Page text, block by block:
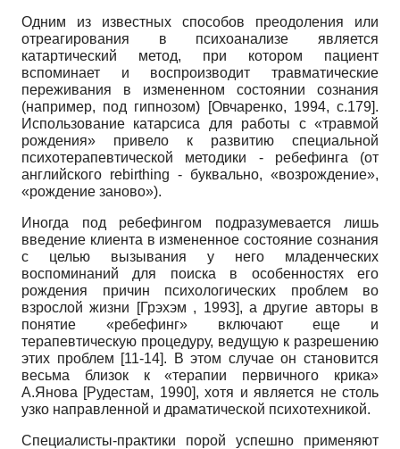
Одним из известных способов преодоления или
отреагирования в психоанализе является
катартический метод, при котором пациент
вспоминает и воспроизводит травматические
переживания в измененном состоянии сознания
(например, под гипнозом)
[Овчаренко, 1994, с.179].
Использование катарсиса для работы с «травмой
рождения» привело к развитию специальной
психотерапевтической методики - ребефинга (от
английского rebirthing - буквально, «возрождение»,
«рождение заново»).
Иногда под ребефингом подразумевается лишь
введение клиента в измененное состояние сознания
с целью вызывания у него младенческих
воспоминаний для поиска в особенностях его
рождения причин психологических проблем во
взрослой жизни
[Грэхэм , 1993], а другие авторы в
понятие «ребефинг» включают еще и
терапевтическую процедуру, ведущую к разрешению
этих проблем [11-14]. В этом случае он становится
весьма близок к «терапии первичного крика»
А.Янова [Рудестам, 1990], хотя и является не столь
узко направленной и драматической психотехникой.
Специалисты-практики порой успешно применяют